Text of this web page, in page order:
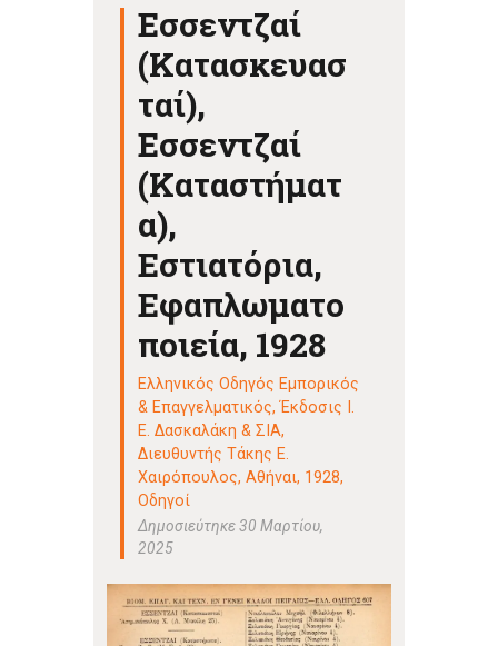
Εσσεντζαί
(Κατασκευασ
ταί),
Εσσεντζαί
(Καταστήματ
α),
Εστιατόρια,
Εφαπλωματο
ποιεία, 1928
Ελληνικός Οδηγός Εμπορικός
& Επαγγελματικός, Έκδοσις Ι.
Ε. Δασκαλάκη & ΣΙΑ,
Διευθυντής Τάκης Ε.
Χαιρόπουλος, Αθήναι, 1928,
Οδηγοί
Δημοσιεύτηκε 30 Μαρτίου,
2025